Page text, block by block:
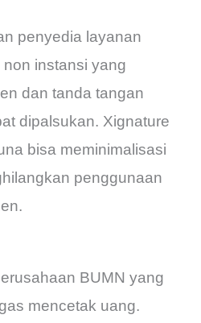
penyedia layanan
instansi yang
dan tanda tangan
dipalsukan. Xignature
bisa meminimalisasi
penggunaan
BUMN yang
mencetak uang.